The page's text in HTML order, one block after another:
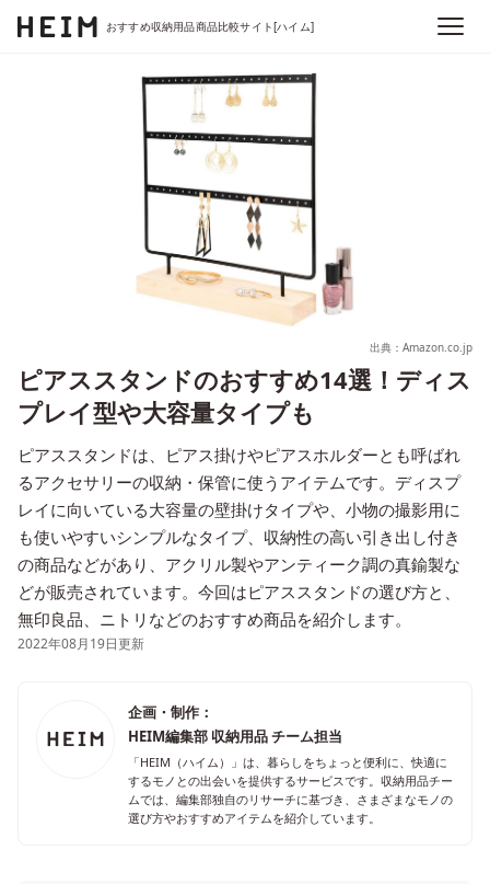
おすすめ収納用品商品比較サイト[ハイム]
出典：Amazon.co.jp
ピアススタンドのおすすめ14選！ディス
プレイ型や大容量タイプも
ピアススタンドは、ピアス掛けやピアスホルダーとも呼ばれ
るアクセサリーの収納・保管に使うアイテムです。ディスプ
レイに向いている大容量の壁掛けタイプや、小物の撮影用に
も使いやすいシンプルなタイプ、収納性の高い引き出し付き
の商品などがあり、アクリル製やアンティーク調の真鍮製な
どが販売されています。今回はピアススタンドの選び方と、
無印良品、ニトリなどのおすすめ商品を紹介します。
2022年08月19日更新
企画・制作：
HEIM編集部 収納用品 チーム担当
「HEIM（ハイム）」は、暮らしをちょっと便利に、快適に
するモノとの出会いを提供するサービスです。収納用品チー
ムでは、編集部独自のリサーチに基づき、さまざまなモノの
選び方やおすすめアイテムを紹介しています。